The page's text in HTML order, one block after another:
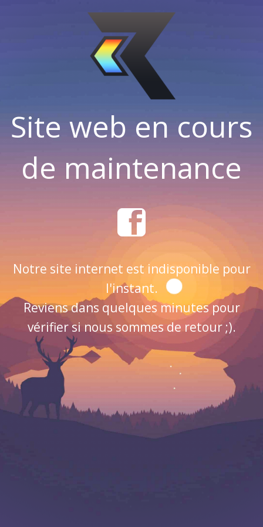
Site web en cours
de maintenance
Notre site internet est indisponible pour
l'instant.
Reviens dans quelques minutes pour
vérifier si nous sommes de retour ;).